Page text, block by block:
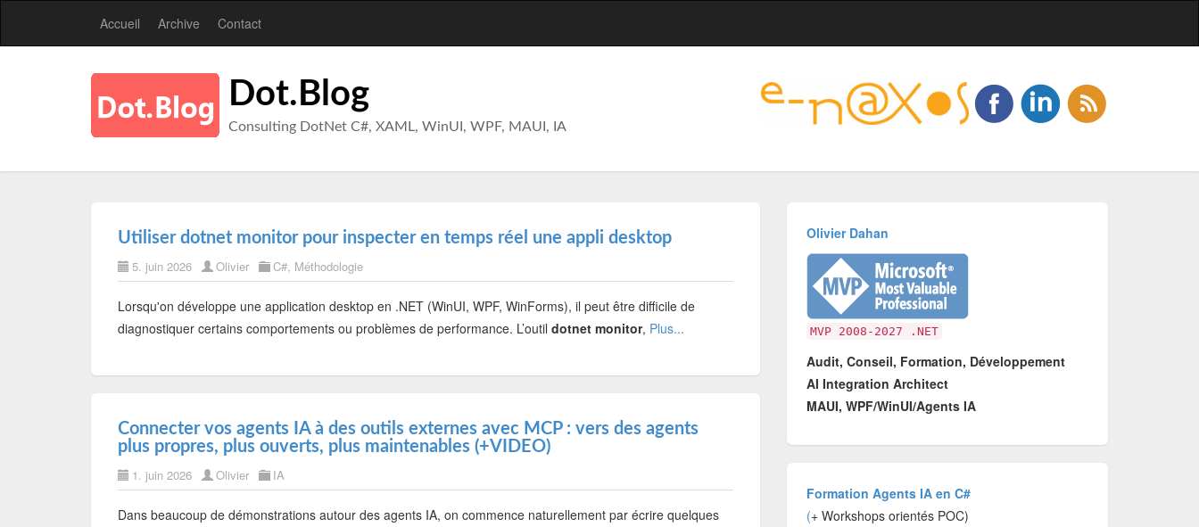
Accueil Archive Contact
Dot.Blog
Consulting DotNet C#, XAML, WinUI, WPF, MAUI, IA
Utiliser dotnet monitor pour inspecter en temps réel une appli desktop
5. juin 2026 Olivier C#, Méthodologie
Lorsqu'on développe une application desktop en .NET (WinUI, WPF, WinForms), il peut être difficile de
diagnostiquer certains comportements ou problèmes de performance. L’outil dotnet monitor, Plus...
Connecter vos agents IA à des outils externes avec MCP : vers des agents
plus propres, plus ouverts, plus maintenables (+VIDEO)
1. juin 2026 Olivier IA
Dans beaucoup de démonstrations autour des agents IA, on commence naturellement par écrire quelques
Olivier Dahan
MVP 2008-2027 .NET
Audit, Conseil, Formation, Développement
AI Integration Architect
MAUI, WPF/WinUI/Agents IA
Formation Agents IA en C#
(+ Workshops orientés POC)